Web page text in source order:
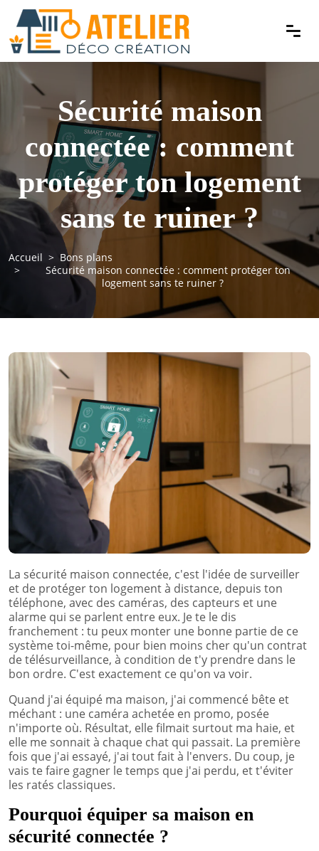
Sécurité maison
connectée : comment
protéger ton logement
sans te ruiner ?
Accueil
Bons plans
Sécurité maison connectée : comment protéger ton
logement sans te ruiner ?
La sécurité maison connectée, c'est l'idée de surveiller
et de protéger ton logement à distance, depuis ton
téléphone, avec des caméras, des capteurs et une
alarme qui se parlent entre eux. Je te le dis
franchement : tu peux monter une bonne partie de ce
système toi-même, pour bien moins cher qu'un contrat
de télésurveillance, à condition de t'y prendre dans le
bon ordre. C'est exactement ce qu'on va voir.
Quand j'ai équipé ma maison, j'ai commencé bête et
méchant : une caméra achetée en promo, posée
n'importe où. Résultat, elle filmait surtout ma haie, et
elle me sonnait à chaque chat qui passait. La première
fois que j'ai essayé, j'ai tout fait à l'envers. Du coup, je
vais te faire gagner le temps que j'ai perdu, et t'éviter
les ratés classiques.
Pourquoi équiper sa maison en
sécurité connectée ?